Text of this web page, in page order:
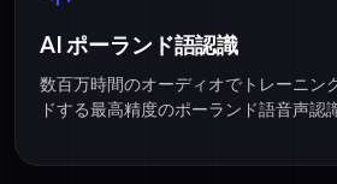
AI ポーランド語認識
数百万時間のオーディオでトレーニン
ドする最高精度のポーランド語音声認識